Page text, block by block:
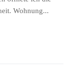
Wohnung...